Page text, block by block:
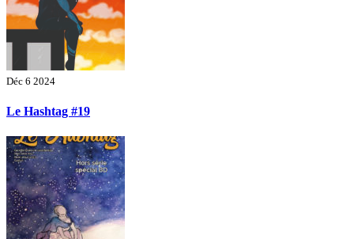
Déc 6 2024
Le Hashtag #19